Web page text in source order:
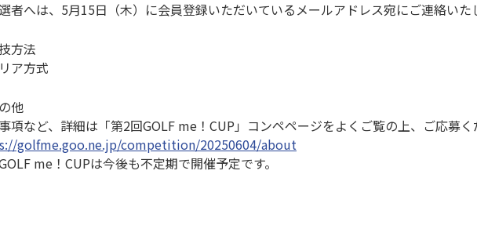
者へは、5月15日（木）に会員登録いただいているメールアドレス宛にご連絡いた
方法
ア方式
他
項など、詳細は「第2回GOLF me！CUP」コンペページをよくご覧の上、ご応募く
golfme.goo.ne.jp/competition/20250604/about
me！CUPは今後も不定期で開催予定です。